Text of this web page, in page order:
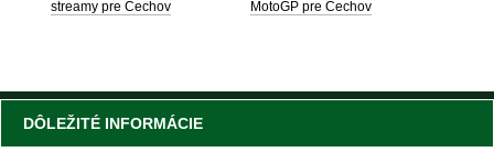
streamy pre Čechov
MotoGP pre Čechov
DÔLEŽITÉ INFORMÁCIE